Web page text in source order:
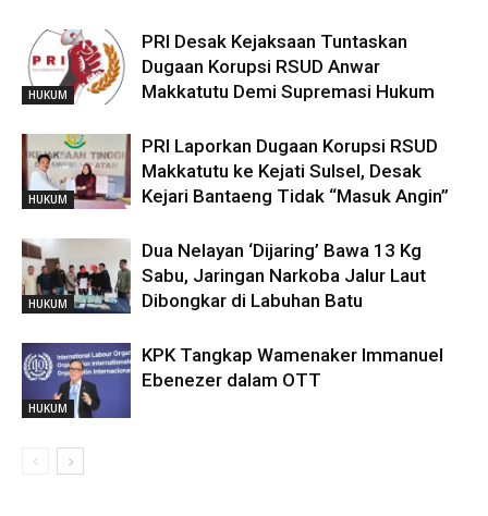
HUKUM
PRI Desak Kejaksaan Tuntaskan
Dugaan Korupsi RSUD Anwar
Makkatutu Demi Supremasi Hukum
HUKUM
PRI Laporkan Dugaan Korupsi RSUD
Makkatutu ke Kejati Sulsel, Desak
Kejari Bantaeng Tidak “Masuk Angin”
HUKUM
Dua Nelayan ‘Dijaring’ Bawa 13 Kg
Sabu, Jaringan Narkoba Jalur Laut
Dibongkar di Labuhan Batu
HUKUM
KPK Tangkap Wamenaker Immanuel
Ebenezer dalam OTT